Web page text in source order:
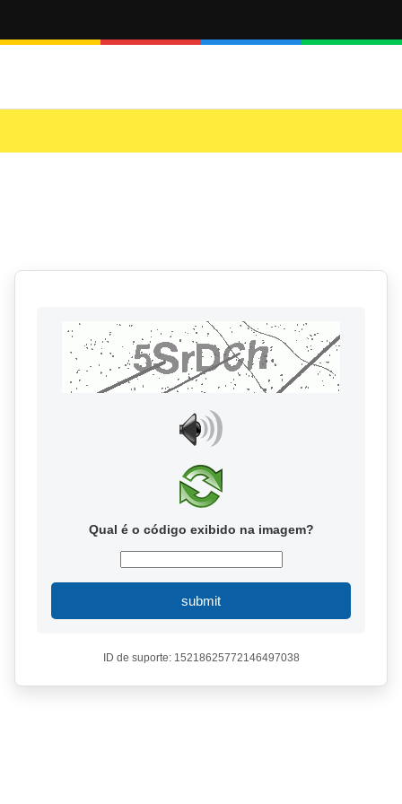
Qual é o código exibido na imagem?
submit
ID de suporte: 15218625772146497038